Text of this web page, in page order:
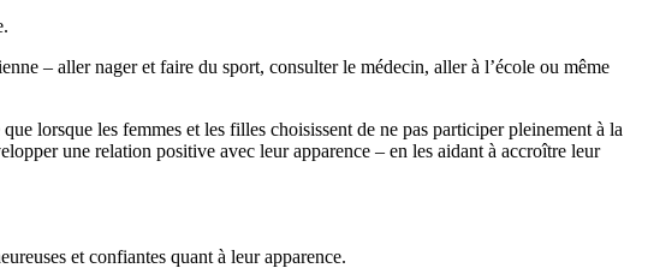
– aller nager et faire du sport, consulter le médecin, aller à l’école ou même
lorsque les femmes et les filles choisissent de ne pas participer pleinement à la
une relation positive avec leur apparence – en les aidant à accroître leur
et confiantes quant à leur apparence.